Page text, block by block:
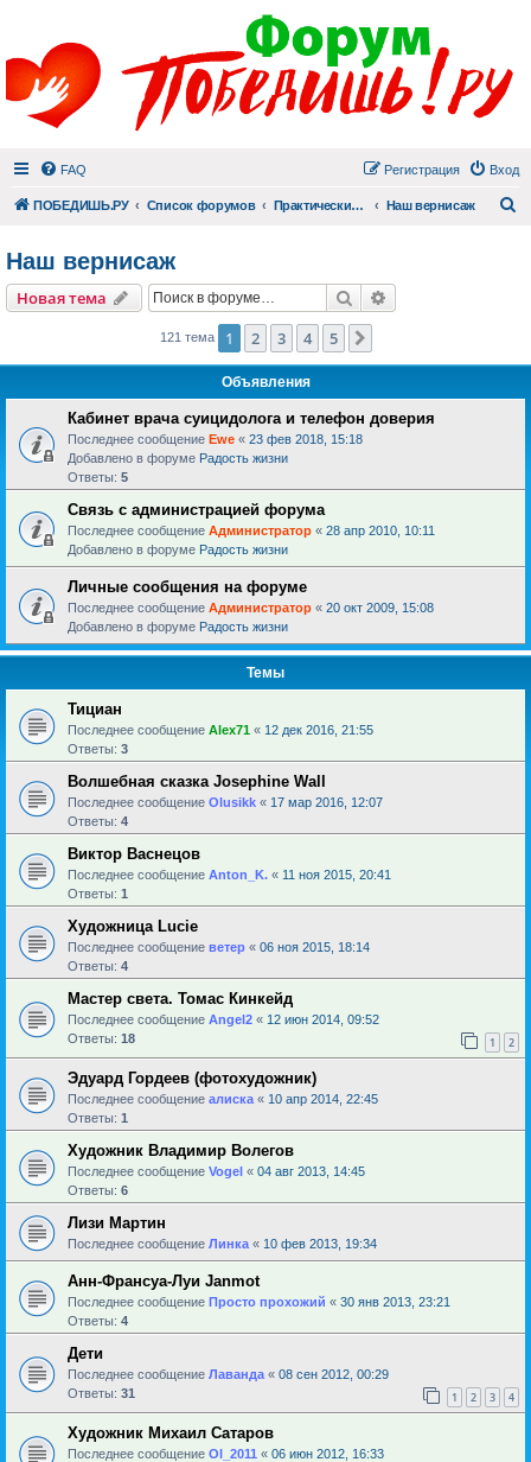
FAQ Вход
Регистрация
ПОБЕДИШЬ.РУ Список форумов Практический раздел Наш вернисаж
Наш вернисаж
Новая тема Поиск
121 тема 1 2 3 4 5
Объявления
Кабинет врача суицидолога и телефон доверия
Последнее сообщение Ewe « 23 фев 2018, 15:18
Добавлено в форуме Радость жизни
Ответы: 5
Связь с администрацией форума
Последнее сообщение Администратор « 28 апр 2010, 10:11
Добавлено в форуме Радость жизни
Личные сообщения на форуме
Последнее сообщение Администратор « 20 окт 2009, 15:08
Добавлено в форуме Радость жизни
Темы
Тициан
Последнее сообщение Alex71 « 12 дек 2016, 21:55
Ответы: 3
Волшебная сказка Josephine Wall
Последнее сообщение Olusikk « 17 мар 2016, 12:07
Ответы: 4
Виктор Васнецов
Последнее сообщение Anton_K. « 11 ноя 2015, 20:41
Ответы: 1
Художница Lucie
Последнее сообщение ветер « 06 ноя 2015, 18:14
Ответы: 4
Мастер света. Томас Кинкейд
Последнее сообщение Angel2 « 12 июн 2014, 09:52
Ответы: 18 1 2
Эдуард Гордеев (фотохудожник)
Последнее сообщение алиска « 10 апр 2014, 22:45
Ответы: 1
Художник Владимир Волегов
Последнее сообщение Vogel « 04 авг 2013, 14:45
Ответы: 6
Лизи Мартин
Последнее сообщение Линка « 10 фев 2013, 19:34
Анн-Франсуа-Луи Janmot
Последнее сообщение Просто прохожий « 30 янв 2013, 23:21
Ответы: 4
Дети
Последнее сообщение Лаванда « 08 сен 2012, 00:29
Ответы: 31 1 2 3 4
Художник Михаил Сатаров
Последнее сообщение Ol_2011 « 06 июн 2012, 16:33